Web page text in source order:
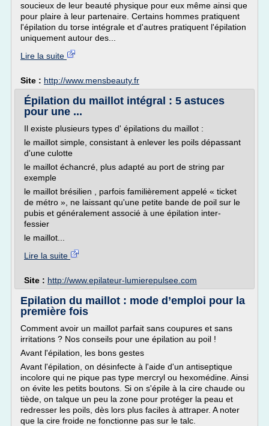
soucieux de leur beauté physique pour eux même ainsi que
pour plaire à leur partenaire. Certains hommes pratiquent
l'épilation du torse intégrale et d'autres pratiquent l'épilation
uniquement autour des...
Lire la suite
Site : http://www.mensbeauty.fr
Épilation du maillot intégral : 5 astuces
pour une ...
Il existe plusieurs types d' épilations du maillot :
le maillot simple, consistant à enlever les poils dépassant
d'une culotte
le maillot échancré, plus adapté au port de string par
exemple
le maillot brésilien , parfois familièrement appelé « ticket
de métro », ne laissant qu'une petite bande de poil sur le
pubis et généralement associé à une épilation inter-
fessier
le maillot...
Lire la suite
Site : http://www.epilateur-lumierepulsee.com
Epilation du maillot : mode d’emploi pour la
première fois
Comment avoir un maillot parfait sans coupures et sans
irritations ? Nos conseils pour une épilation au poil !
Avant l'épilation, les bons gestes
Avant l'épilation, on désinfecte à l'aide d'un antiseptique
incolore qui ne pique pas type mercryl ou hexomédine. Ainsi
on évite les petits boutons. Si on s'épile à la cire chaude ou
tiède, on talque un peu la zone pour protéger la peau et
redresser les poils, dès lors plus faciles à attraper. A noter
que la cire froide ne fonctionne pas sur le talc.